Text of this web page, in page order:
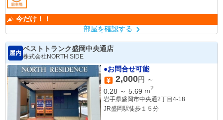
今だけ！！
部屋を確認する
屋内
ベストトランク盛岡中央通店
株式会社NORTH SIDE
●お問合せ可能
2,000円 ～
0.28 ～ 5.69 m2
岩手県盛岡市中央通2丁目4-18
JR盛岡駅徒歩１５分